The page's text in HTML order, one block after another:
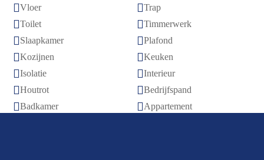
Vloer Trap
Toilet Timmerwerk
Slaapkamer Plafond
Kozijnen Keuken
Isolatie Interieur
Houtrot Bedrijfspand
Badkamer Appartement